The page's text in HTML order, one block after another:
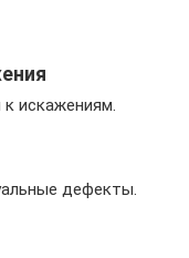
искажениям.
дефекты.